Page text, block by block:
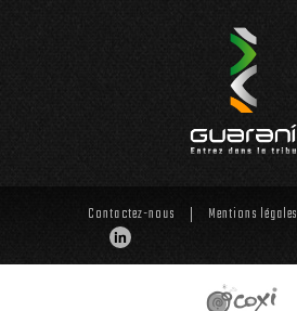
Contactez-nous Mentions légales